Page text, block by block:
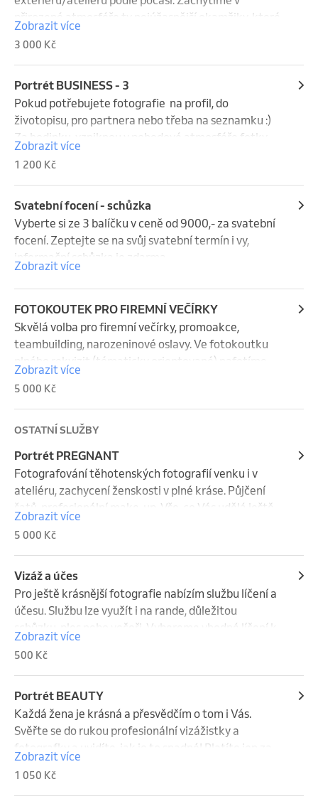
přirozené atmosféře ty nejúžasnější okamžiky, které
budou vzpomínkou na celý život. Získáte 10
editovaných a tištěných fotografií v plné kvalitě,
náhledy v malém rozlišení jsou zdarma.
Zobrazit více
3 000 Kč
Portrét BUSINESS - 3
Pokud potřebujete fotografie  na profil, do
životopisu, pro partnera nebo třeba na seznamku :)
Za hodinku  vzniknou v pohodové atmosféře fotky,
ze kterých si vyberete ty 3 nejúžasnější k pečlivé ale
nepřehnané úpravě. Další upravené fotografie
můžete mít za 350,-/ks.
Zobrazit více
1 200 Kč
Svatební focení - schůzka
Vyberte si ze 3 balíčku v ceně od 9000,- za svatební
focení. Zeptejte se na svůj svatební termín i vy,
informační schůzka je zdarma.
Zobrazit více
FOTOKOUTEK PRO FIREMNÍ VEČÍRKY
Skvělá volba pro firemní večírky, promoakce,
teambuilding, narozeninové oslavy. Ve fotokoutku
plného rekvizit (tématicky orientované) nafotíme
fotky, vybereme a na místě hned vytiskneme. Cena
dle počtu hodin a fotek. Fotky v elektronické podobě
budou k dispozici na online albu. Minimální doba
focení je 1 h s manipulačním poplatkem 5 000,- /
vytištěné fotografie 10x15cm.
Zobrazit více
5 000 Kč
OSTATNÍ SLUŽBY
Portrét PREGNANT
Fotografování těhotenských fotografií venku i v
ateliéru, zachycení ženskosti v plné kráse. Půjčení
šatů, profesionální make-up. Vše, co Vás udělá ještě
krásnější.  Výběr 10-ti fotek, které upravím a
vytisknu.
Zobrazit více
5 000 Kč
Vizáž a účes
Pro ještě krásnější fotografie nabízím službu líčení a
účesu. Službu lze využít i na rande, důležitou
schůzku, ples nebo večeři. Vybereme vhodné líčení k
šatům a případně stihneme i fotku :) cena od 350,-
Kč za líčení a od 500,- za líčení + účes.
Zobrazit více
500 Kč
Portrét BEAUTY
Každá žena je krásná a přesvědčím o tom i Vás.
Svěřte se do rukou profesionální vizážistky a
fotografky a uvidíte, jak je to snadné! Platíte jen za
fotky, které si sama vyberete a já pečlivě upravím.
Cena 350,-/fotku.
Zobrazit více
1 050 Kč